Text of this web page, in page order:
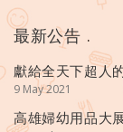
最新公告 .
獻給全天下超人
9 May 2021
高雄婦幼用品大